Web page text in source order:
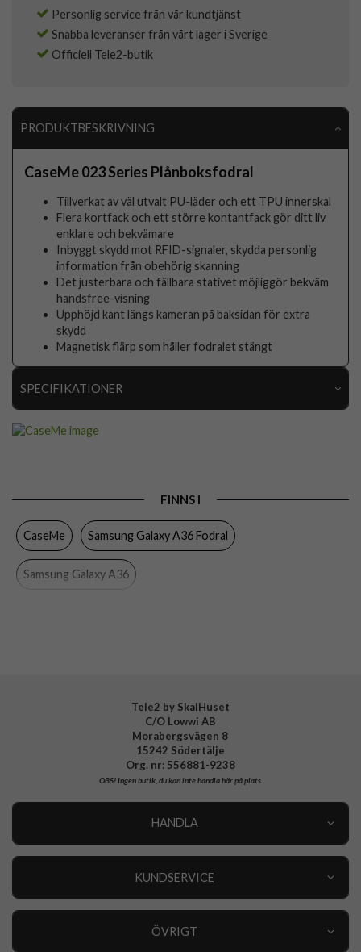
Personlig service från vår kundtjänst
Snabba leveranser från vårt lager i Sverige
Officiell Tele2-butik
PRODUKTBESKRIVNING
CaseMe 023 Series Plånboksfodral
Tillverkat av väl utvalt PU-läder och ett TPU innerskal
Flera kortfack och ett större kontantfack gör ditt liv
enklare och bekvämare
Inbyggt skydd mot RFID-signaler, skydda personlig
information från obehörig skanning
Det justerbara och fällbara stativet möjliggör bekväm
handsfree-visning
Upphöjd kant längs kameran på baksidan för extra
skydd
Magnetisk flärp som håller fodralet stängt
SPECIFIKATIONER
Kortfack, RFID-skydd, Stativfunktion
Färg
FINNS I
CaseMe Samsung Galaxy A36 Fodral
Samsung Galaxy A36
Tele2 by SkalHuset
C/O Lowwi AB
Morabergsvägen 8
15242 Södertälje
Org. nr: 556881-9238
OBS!Ingen butik, du kan inte handla här på plats
HANDLA
KUNDSERVICE
ÖVRIGT